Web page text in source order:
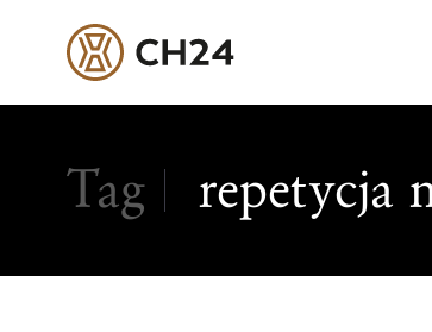
Tag repetycja